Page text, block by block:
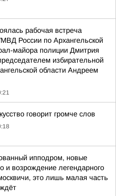
рабочая встреча
России по Архангельской
майора полиции Дмитрия
избирательной
области Андреем
говорит громче слов
ипподром, новые
и возрождение легендарного
это лишь малая часть